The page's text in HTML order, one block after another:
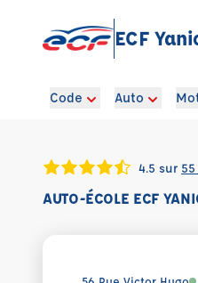
ECF
Code Auto
4.5 sur
AUTO-ÉCOLE ECF